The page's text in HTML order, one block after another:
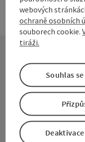
Kontakt
Turistické
Hauptplatz 19
webových
ochraně osobních
souborech cookie.
tiráži.
Souhlas